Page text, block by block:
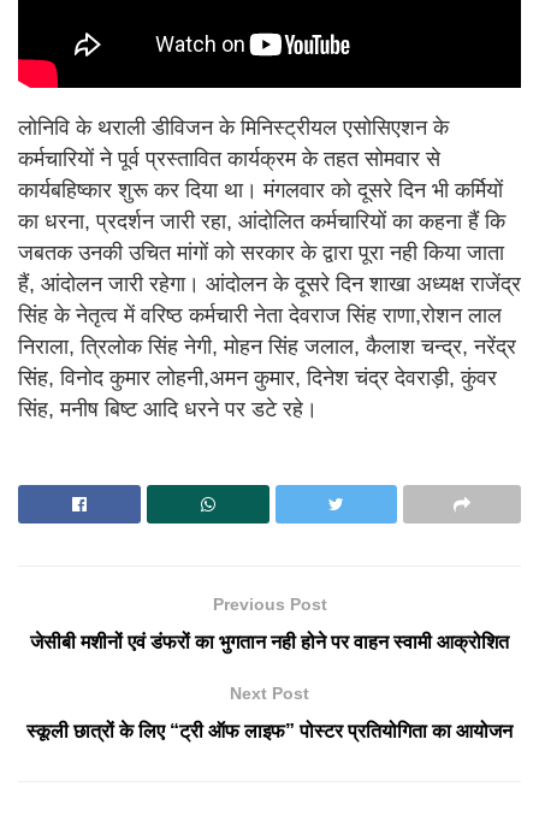
लोनिवि के थराली डीविजन के मिनिस्ट्रीयल एसोसिएशन के
कर्मचारियों ने पूर्व प्रस्तावित कार्यक्रम के तहत सोमवार से
कार्यबहिष्कार शुरू कर दिया था। मंगलवार को दूसरे दिन भी कर्मियों
का धरना, प्रदर्शन जारी रहा, आंदोलित कर्मचारियों का कहना हैं कि
जबतक उनकी उचित मांगों को सरकार के द्वारा पूरा नही किया जाता
हैं, आंदोलन जारी रहेगा। आंदोलन के दूसरे दिन शाखा अध्यक्ष राजेंद्र
सिंह के नेतृत्व में वरिष्ठ कर्मचारी नेता देवराज सिंह राणा,रोशन लाल
निराला, त्रिलोक सिंह नेगी, मोहन सिंह जलाल, कैलाश चन्द्र, नरेंद्र
सिंह, विनोद कुमार लोहनी,अमन कुमार, दिनेश चंद्र देवराड़ी, कुंवर
सिंह, मनीष बिष्ट आदि धरने पर डटे रहे।
Previous Post
जेसीबी मशीनों एवं डंफरों का भुगतान नही होने पर वाहन स्वामी आक्रोशित
Next Post
स्कूली छात्रों के लिए “ट्री ऑफ लाइफ” पोस्टर प्रतियोगिता का आयोजन